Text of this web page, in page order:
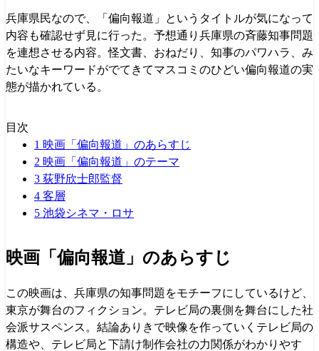
兵庫県民なので、「偏向報道」というタイトルが気になって
内容も確認せず見に行った。予想通り兵庫県の斉藤知事問題
を連想させる内容。怪文書、おねだり、知事のパワハラ、み
たいなキーワードがでてきてマスコミのひどい偏向報道の実
態が描かれている。
目次
1 映画「偏向報道」のあらすじ
2 映画「偏向報道」のテーマ
3 荻野欣士郎監督
4 客層
5 池袋シネマ・ロサ
映画「偏向報道」のあらすじ
この映画は、兵庫県の知事問題をモチーフにしているけど、
東京が舞台のフィクション。テレビ局の裏側を舞台にした社
会派サスペンス。結論ありきで映像を作っていくテレビ局の
構造や、テレビ局と下請け制作会社の力関係がわかりやす